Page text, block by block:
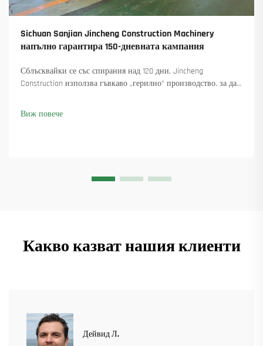
Sichuan Sanjian Jincheng Construction Machinery
напълно гарантира 150-дневната кампания
Сблъсквайки се със спирания над 120 дни, Jincheng
Construction използва гъвкаво „герилно“ производство, за да
Вижте как са поддържали производството в движение.
Виж повече
Какво казват нашия клиенти
Дейвид Л.